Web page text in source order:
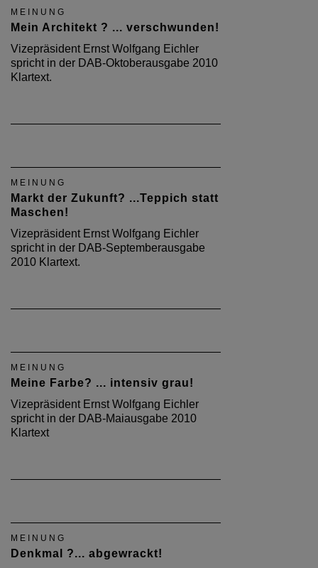
MEINUNG
Mein Architekt ? ... verschwunden!
Vizepräsident Ernst Wolfgang Eichler
spricht in der DAB-Oktoberausgabe 2010
Klartext.
MEINUNG
Markt der Zukunft? ...Teppich statt
Maschen!
Vizepräsident Ernst Wolfgang Eichler
spricht in der DAB-Septemberausgabe
2010 Klartext.
MEINUNG
Meine Farbe? ... intensiv grau!
Vizepräsident Ernst Wolfgang Eichler
spricht in der DAB-Maiausgabe 2010
Klartext
MEINUNG
Denkmal ?... abgewrackt!